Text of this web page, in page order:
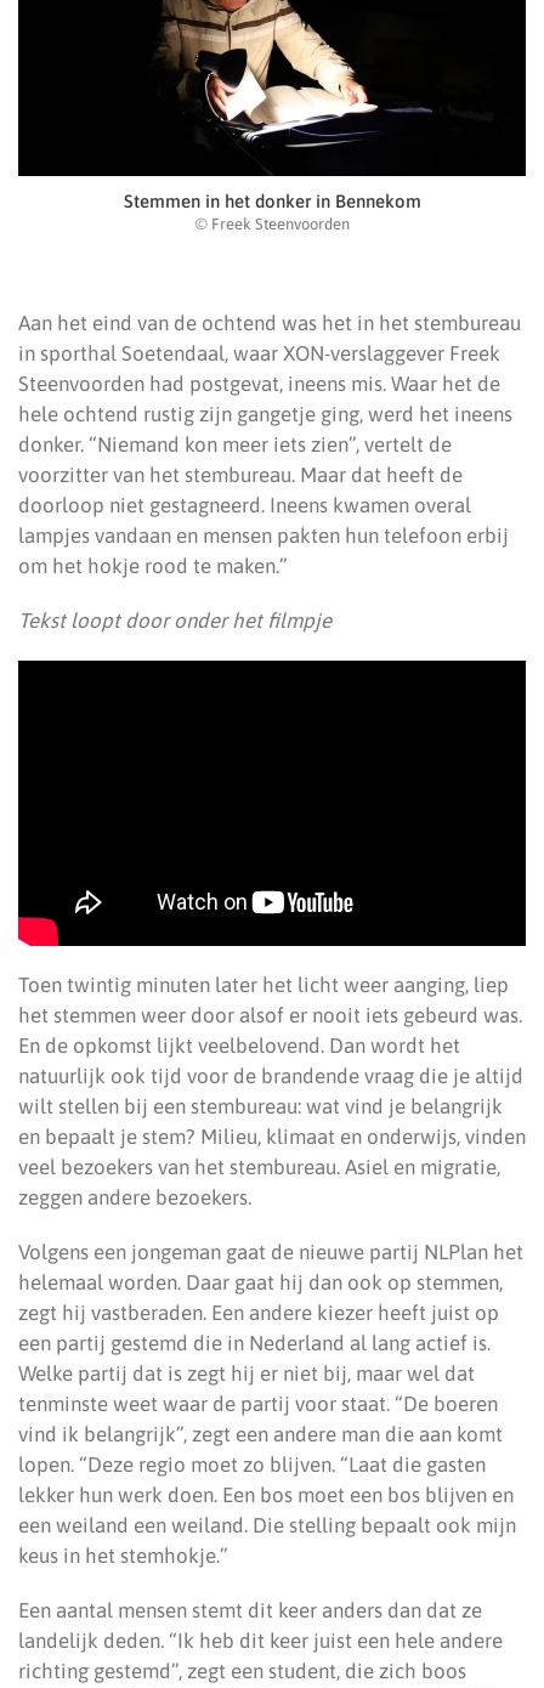
Stemmen in het donker in Bennekom
© Freek Steenvoorden
Aan het eind van de ochtend was het in het stembureau
in sporthal Soetendaal, waar XON-verslaggever Freek
Steenvoorden had postgevat, ineens mis. Waar het de
hele ochtend rustig zijn gangetje ging, werd het ineens
donker. “Niemand kon meer iets zien”, vertelt de
voorzitter van het stembureau. Maar dat heeft de
doorloop niet gestagneerd. Ineens kwamen overal
lampjes vandaan en mensen pakten hun telefoon erbij
om het hokje rood te maken.”
Tekst loopt door onder het filmpje
Toen twintig minuten later het licht weer aanging, liep
het stemmen weer door alsof er nooit iets gebeurd was.
En de opkomst lijkt veelbelovend. Dan wordt het
natuurlijk ook tijd voor de brandende vraag die je altijd
wilt stellen bij een stembureau: wat vind je belangrijk
en bepaalt je stem? Milieu, klimaat en onderwijs, vinden
veel bezoekers van het stembureau. Asiel en migratie,
zeggen andere bezoekers.
Volgens een jongeman gaat de nieuwe partij NLPlan het
helemaal worden. Daar gaat hij dan ook op stemmen,
zegt hij vastberaden. Een andere kiezer heeft juist op
een partij gestemd die in Nederland al lang actief is.
Welke partij dat is zegt hij er niet bij, maar wel dat
tenminste weet waar de partij voor staat. “De boeren
vind ik belangrijk”, zegt een andere man die aan komt
lopen. “Deze regio moet zo blijven. “Laat die gasten
lekker hun werk doen. Een bos moet een bos blijven en
een weiland een weiland. Die stelling bepaalt ook mijn
keus in het stemhokje.”
Een aantal mensen stemt dit keer anders dan dat ze
landelijk deden. “Ik heb dit keer juist een hele andere
richting gestemd”, zegt een student, die zich boos